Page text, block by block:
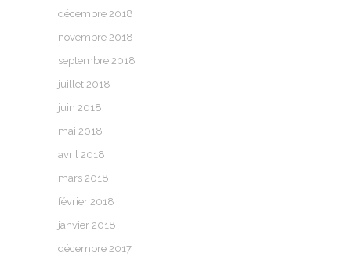
décembre 2018
novembre 2018
septembre 2018
juillet 2018
juin 2018
mai 2018
avril 2018
mars 2018
février 2018
janvier 2018
décembre 2017